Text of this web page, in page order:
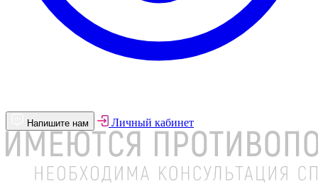
Напишите нам Личный кабинет